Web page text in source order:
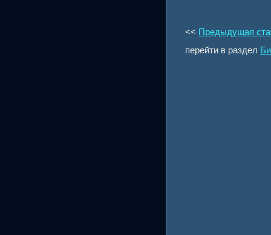
<< Предыдущая
перейти в раздел